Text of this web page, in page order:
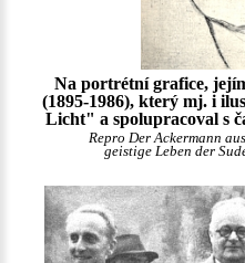
Na portrétní grafice,
(1895-1986), který mj. i
Licht" a spolupracoval s
Repro Der Ackermann
geistige Leben der